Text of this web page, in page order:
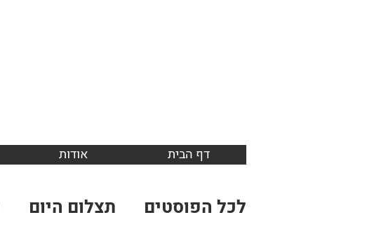
דף הבית אודות
לכל הפוסטים תצלום היום